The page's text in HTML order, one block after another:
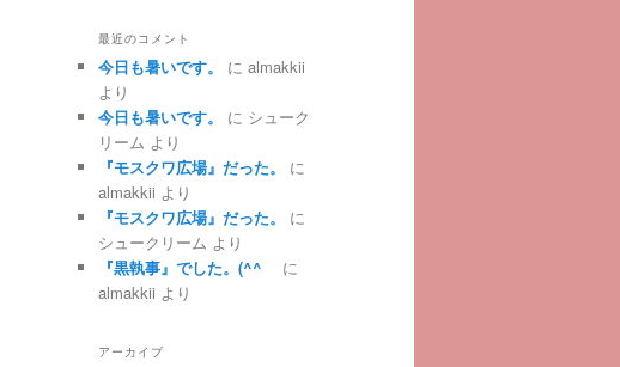
最近のコメント
今日も暑いです。 に almakkii
より
今日も暑いです。
に シューク
リーム より
『モスクワ広場』だった。
に
almakkii より
『モスクワ広場』だった。
に
シュークリーム より
『黒執事』でした。(^^ゞ
に
almakkii より
アーカイブ